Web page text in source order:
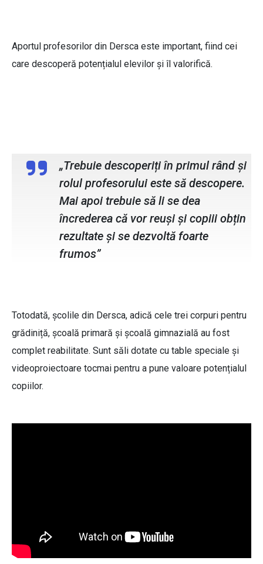
Aportul profesorilor din Dersca este important, fiind cei
care descoperă potențialul elevilor și îl valorifică.
„Trebuie descoperiți în primul rând și
rolul profesorului este să descopere.
Mai apoi trebuie să li se dea
încrederea că vor reuși și copiii obțin
rezultate și se dezvoltă foarte
frumos”
Totodată, școlile din Dersca, adică cele trei corpuri pentru
grădiniță, școală primară și școală gimnazială au fost
complet reabilitate. Sunt săli dotate cu table speciale și
videoproiectoare tocmai pentru a pune valoare potențialul
copiilor.